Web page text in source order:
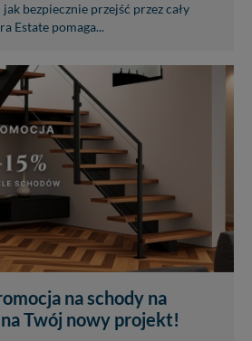
bezpiecznie przejść przez cały
Estate pomaga...
na schody na
Twój nowy projekt!